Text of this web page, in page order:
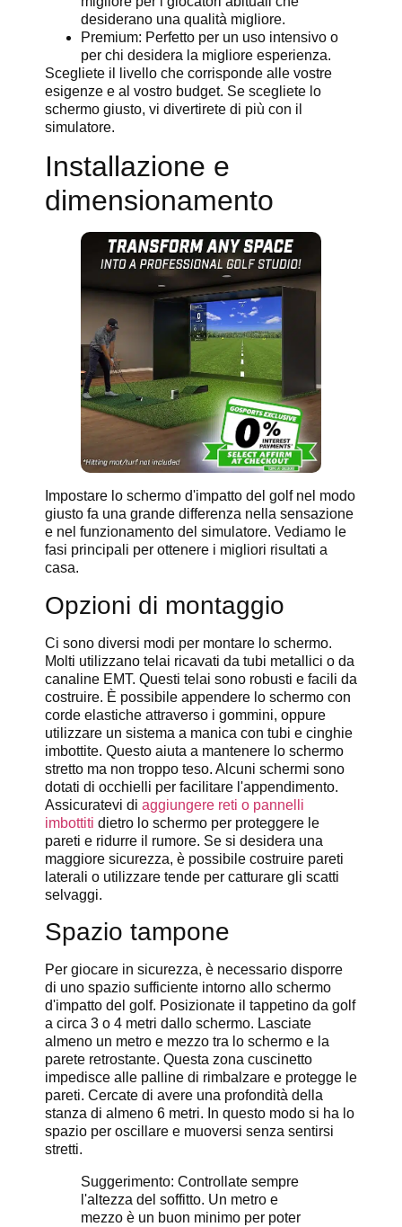
desiderano una qualità migliore.
Premium: Perfetto per un uso intensivo o
per chi desidera la migliore esperienza.
Scegliete il livello che corrisponde alle vostre
esigenze e al vostro budget. Se scegliete lo
schermo giusto, vi divertirete di più con il
simulatore.
Installazione e
dimensionamento
Impostare lo schermo d'impatto del golf nel modo
giusto fa una grande differenza nella sensazione
e nel funzionamento del simulatore. Vediamo le
fasi principali per ottenere i migliori risultati a
casa.
Opzioni di montaggio
Ci sono diversi modi per montare lo schermo.
Molti utilizzano telai ricavati da tubi metallici o da
canaline EMT. Questi telai sono robusti e facili da
costruire. È possibile appendere lo schermo con
corde elastiche attraverso i gommini, oppure
utilizzare un sistema a manica con tubi e cinghie
imbottite. Questo aiuta a mantenere lo schermo
stretto ma non troppo teso. Alcuni schermi sono
dotati di occhielli per facilitare l'appendimento.
Assicuratevi di aggiungere reti o pannelli
imbottiti dietro lo schermo per proteggere le
pareti e ridurre il rumore. Se si desidera una
maggiore sicurezza, è possibile costruire pareti
laterali o utilizzare tende per catturare gli scatti
selvaggi.
Spazio tampone
Per giocare in sicurezza, è necessario disporre
di uno spazio sufficiente intorno allo schermo
d'impatto del golf. Posizionate il tappetino da golf
a circa 3 o 4 metri dallo schermo. Lasciate
almeno un metro e mezzo tra lo schermo e la
parete retrostante. Questa zona cuscinetto
impedisce alle palline di rimbalzare e protegge le
pareti. Cercate di avere una profondità della
stanza di almeno 6 metri. In questo modo si ha lo
spazio per oscillare e muoversi senza sentirsi
stretti.
Suggerimento: Controllate sempre
l'altezza del soffitto. Un metro e
mezzo è un buon minimo per poter